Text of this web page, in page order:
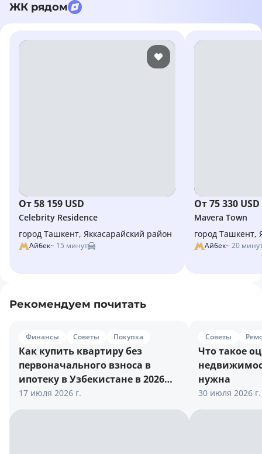
ЖК рядом
От 58 159 USD
Celebrity Residence
город Ташкент, Яккасарайский район
Айбек~ 15 минут
От 75 330 USD
Mavera Town
город Ташкент,
Айбек~ 20
Рекомендуем почитать
Финансы Советы Покупка
Как купить квартиру без
первоначального взноса в
ипотеку в Узбекистане в 2026
году
17 июля 2026 г.
Советы
Что такое
нужна
30 июля 2026 г.